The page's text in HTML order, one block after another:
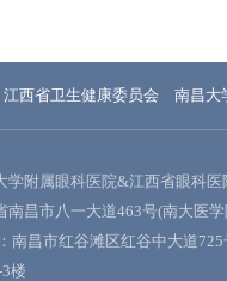
江西省卫生健康委员会 南昌大
学附属眼科医院&江西省眼科医
南昌市八一大道463号(南大医
南昌市红谷滩区红谷中大道725
楼